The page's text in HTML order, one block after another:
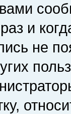
и
не